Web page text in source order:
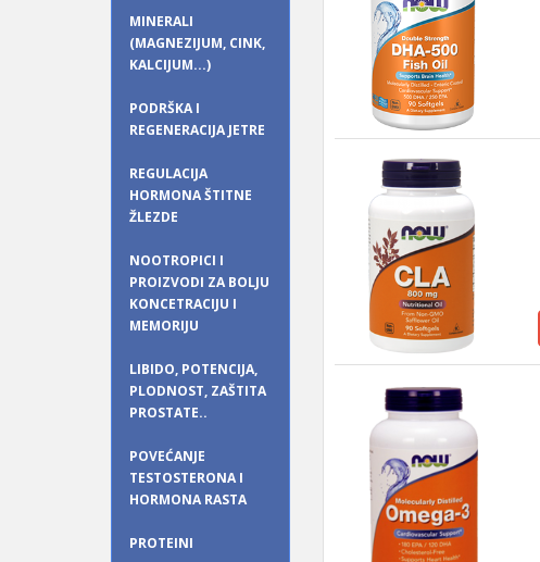
MINERALI
(MAGNEZIJUM, CINK,
KALCIJUM...)
PODRŠKA I
REGENERACIJA JETRE
REGULACIJA
HORMONA ŠTITNE
ŽLEZDE
NOOTROPICI I
PROIZVODI ZA BOLJU
KONCETRACIJU I
MEMORIJU
LIBIDO, POTENCIJA,
PLODNOST, ZAŠTITA
PROSTATE..
POVEĆANJE
TESTOSTERONA I
HORMONA RASTA
PROTEINI